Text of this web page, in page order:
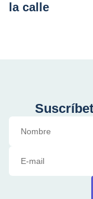
la calle